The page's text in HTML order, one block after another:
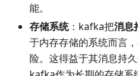
能。
存储系统：kafka把消息
于内存存储的系统而言
险。这得益于其消息持